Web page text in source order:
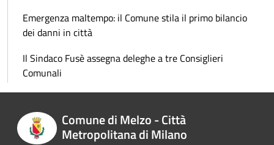
Emergenza maltempo: il Comune stila il primo bilancio
dei danni in città
Il Sindaco Fusè assegna deleghe a tre Consiglieri
Comunali
Comune di Melzo - Città
Metropolitana di Milano